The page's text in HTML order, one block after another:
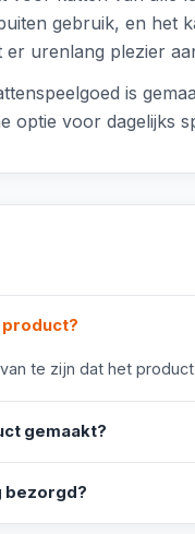
gebruik, en het
urenlang plezier
is
optie voor dagelijks
product?
te zijn dat het
gemaakt?
bezorgd?